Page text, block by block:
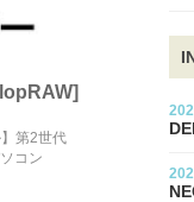
第2世代
コン